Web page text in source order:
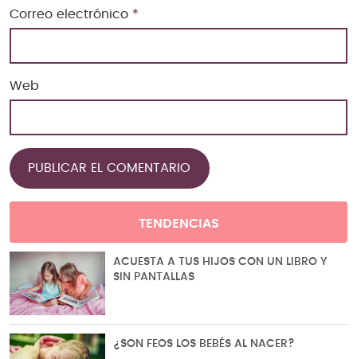
Correo electrónico *
Web
TENDENCIAS
ACUESTA A TUS HIJOS CON UN LIBRO Y
SIN PANTALLAS
¿SON FEOS LOS BEBÉS AL NACER?